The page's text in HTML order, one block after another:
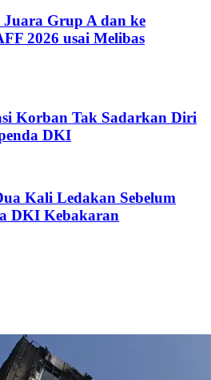
Grup A dan ke
2026 usai Melibas
Korban Tak Sadarkan Diri
DKI
Kali Ledakan Sebelum
DKI Kebakaran